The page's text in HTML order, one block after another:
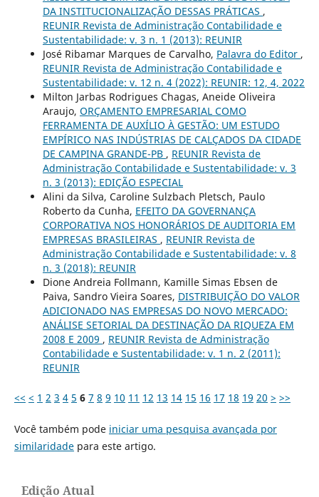
DA INSTITUCIONALIZAÇÃO DESSAS PRÁTICAS ,
REUNIR Revista de Administração Contabilidade e
Sustentabilidade: v. 3 n. 1 (2013): REUNIR
José Ribamar Marques de Carvalho, Palavra do Editor ,
REUNIR Revista de Administração Contabilidade e
Sustentabilidade: v. 12 n. 4 (2022): REUNIR: 12, 4, 2022
Milton Jarbas Rodrigues Chagas, Aneide Oliveira
Araujo, ORÇAMENTO EMPRESARIAL COMO
FERRAMENTA DE AUXÍLIO À GESTÃO: UM ESTUDO
EMPÍRICO NAS INDÚSTRIAS DE CALÇADOS DA CIDADE
DE CAMPINA GRANDE-PB , REUNIR Revista de
Administração Contabilidade e Sustentabilidade: v. 3
n. 3 (2013): EDIÇÃO ESPECIAL
Alini da Silva, Caroline Sulzbach Pletsch, Paulo
Roberto da Cunha, EFEITO DA GOVERNANÇA
CORPORATIVA NOS HONORÁRIOS DE AUDITORIA EM
EMPRESAS BRASILEIRAS , REUNIR Revista de
Administração Contabilidade e Sustentabilidade: v. 8
n. 3 (2018): REUNIR
Dione Andreia Follmann, Kamille Simas Ebsen de
Paiva, Sandro Vieira Soares, DISTRIBUIÇÃO DO VALOR
ADICIONADO NAS EMPRESAS DO NOVO MERCADO:
ANÁLISE SETORIAL DA DESTINAÇÃO DA RIQUEZA EM
2008 E 2009 , REUNIR Revista de Administração
Contabilidade e Sustentabilidade: v. 1 n. 2 (2011):
REUNIR
<< < 1 2 3 4 5 6 7 8 9 10 11 12 13 14 15 16 17 18 19 20 > >>
Você também pode iniciar uma pesquisa avançada por
similaridadepara este artigo.
Edição Atual